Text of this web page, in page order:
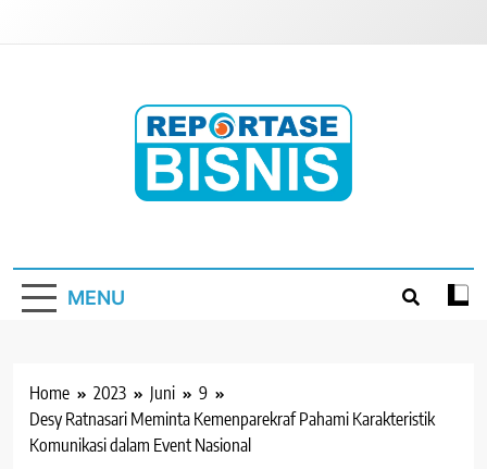
MENU
Home 2023 Juni
9
Desy Ratnasari Meminta Kemenparekraf Pahami Karakteristik
Komunikasi dalam Event Nasional